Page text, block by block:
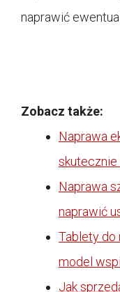
naprawić
Zobacz także:
Naprawa
Naprawa
naprawić
Tablety do
model
Jak